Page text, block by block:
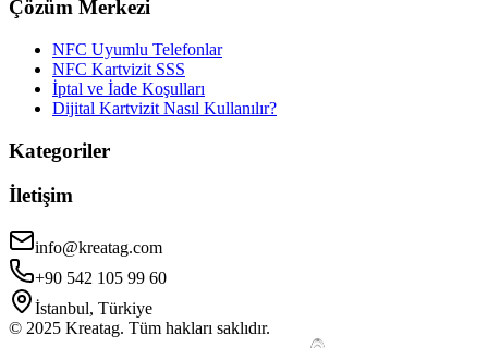
Çözüm Merkezi
NFC Uyumlu Telefonlar
NFC Kartvizit SSS
İptal ve İade Koşulları
Dijital Kartvizit Nasıl Kullanılır?
Kategoriler
İletişim
info@kreatag.com
+90 542 105 99 60
İstanbul, Türkiye
© 2025 Kreatag. Tüm hakları saklıdır.